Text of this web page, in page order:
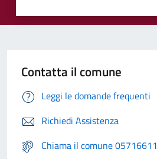
Contatta il comune
Leggi le domande frequenti
Richiedi Assistenza
Chiama il comune 05716611